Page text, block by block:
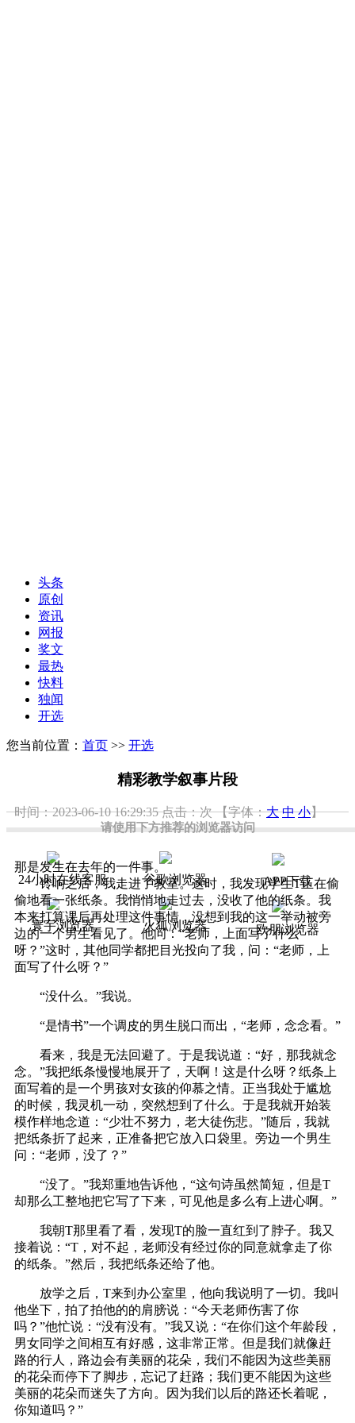
请使用下方推荐的浏览器访问
24小时在线客服 谷歌浏览器 APP下载
寰宇浏览器 火狐浏览器 欧朋浏览器
头条
原创
资讯
网报
奖文
最热
快料
独闻
开选
您当前位置： 首页 >> 开选
精彩教学叙事片段
时间：2023-06-10 16:29:35点击：次 【字体：大 中 小】
那是发生在去年的一件事。
铃响之后，我走进了教室。这时，我发现学生T正在偷
偷地看一张纸条。我悄悄地走过去，没收了他的纸条。我
本来打算课后再处理这件事情，没想到我的这一举动被旁
边的一个男生看见了。他问：“老师，上面写了什么
呀？”这时，其他同学都把目光投向了我，问：“老师，上
面写了什么呀？”
“没什么。”我说。
“是情书”一个调皮的男生脱口而出，“老师，念念看。”
看来，我是无法回避了。于是我说道：“好，那我就念
念。”我把纸条慢慢地展开了，天啊！这是什么呀？纸条上
面写着的是一个男孩对女孩的仰慕之情。正当我处于尴尬
的时候，我灵机一动，突然想到了什么。于是我就开始装
模作样地念道：“少壮不努力，老大徒伤悲。”随后，我就
把纸条折了起来，正准备把它放入口袋里。旁边一个男生
问：“老师，没了？”
“没了。”我郑重地告诉他，“这句诗虽然简短，但是T
却那么工整地把它写了下来，可见他是多么有上进心啊。”
我朝T那里看了看，发现T的脸一直红到了脖子。我又
接着说：“T，对不起，老师没有经过你的同意就拿走了你
的纸条。”然后，我把纸条还给了他。
放学之后，T来到办公室里，他向我说明了一切。我叫
他坐下，拍了拍他的的肩膀说：“今天老师伤害了你
吗？”他忙说：“没有没有。”我又说：“在你们这个年龄段，
男女同学之间相互有好感，这非常正常。但是我们就像赶
路的行人，路边会有美丽的花朵，我们不能因为这些美丽
的花朵而停下了脚步，忘记了赶路；我们更不能因为这些
美丽的花朵而迷失了方向。因为我们以后的路还长着呢，
你知道吗？”